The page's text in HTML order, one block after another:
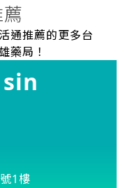
通推薦的更多台
藥局！
1樓